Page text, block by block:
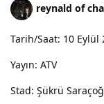
reynald of
Tarih/Saat: 10 Eylül
Yayın: ATV
Stad: Şükrü